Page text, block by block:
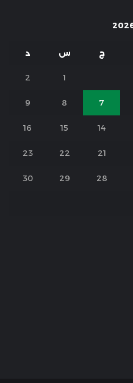
ج س د
1
2
7
8
9
14
15
16
21
22
23
28
29
30